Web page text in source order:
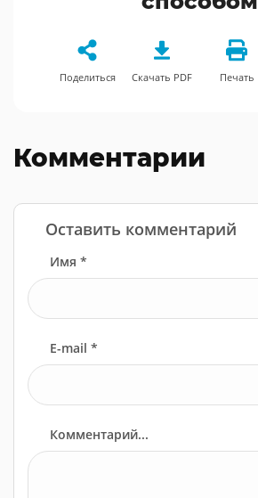
Поделиться Скачать PDF Печать
Комментарии
Оставить комментарий
Имя *
E-mail *
Комментарий...